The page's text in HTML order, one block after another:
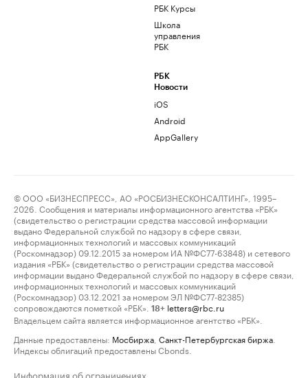
РБК Курсы
Школа
управления
РБК
РБК
Новости
iOS
Android
AppGallery
© ООО «БИЗНЕСПРЕСС», АО «РОСБИЗНЕСКОНСАЛТИНГ», 1995–
2026. Сообщения и материалы информационного агентства «РБК»
(свидетельство о регистрации средства массовой информации
выдано Федеральной службой по надзору в сфере связи,
информационных технологий и массовых коммуникаций
(Роскомнадзор) 09.12.2015 за номером ИА №ФС77-63848) и сетевого
издания «РБК» (свидетельство о регистрации средства массовой
информации выдано Федеральной службой по надзору в сфере связи,
информационных технологий и массовых коммуникаций
(Роскомнадзор) 03.12.2021 за номером ЭЛ №ФС77-82385)
сопровождаются пометкой «РБК».
18+ letters@rbc.ru
Владельцем сайта является информационное агентство «РБК».
Данные предоставлены: Мосбиржа Санкт-Петербургская биржа
Индексы облигаций предоставлены Cbonds.
Информация об ограничениях